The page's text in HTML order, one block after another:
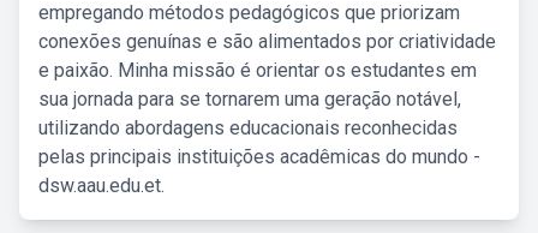
empregando métodos pedagógicos que priorizam
conexões genuínas e são alimentados por criatividade
e paixão. Minha missão é orientar os estudantes em
sua jornada para se tornarem uma geração notável,
utilizando abordagens educacionais reconhecidas
pelas principais instituições acadêmicas do mundo -
dsw.aau.edu.et.